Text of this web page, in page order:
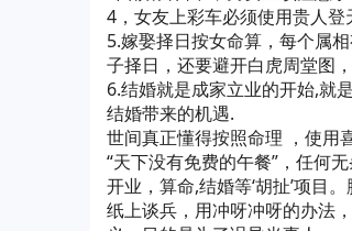
4，女友上彩车必须使用贵人登
5.嫁娶择日按女命算，每个属
子择日，还要避开白虎周堂图
6.结婚就是成家立业的开始,就
结婚带来的机遇.
世间真正懂得按照命理 ，使用
“天下没有免费的午餐”，任何
开业，算命,结婚等‘胡扯’项目
纸上谈兵，用冲呀冲呀的办法